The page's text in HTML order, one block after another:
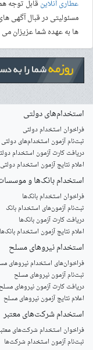
عطاری آنلاینقابل توجه
مسئولیتی در قبال آگهی
ها به عهده شما عزیزان می
استخدام‌های دولتی
فراخوان استخدام دولتی
ثبت‌نام آزمون‌ استخدام‌های دولتی
دریافت کارت آزمون استخدام
اعلام نتایج آزمون استخدام دولتی
استخدام‌ بانک‌ها و
فراخوان استخدام بانک‌ها
‌ثبت‌نام آزمون‌های استخدام بانک
دریافت کارت آزمون بانک‌ها
اعلام نتایج آزمون استخدام بانک‌ها
استخدام‌ نیروهای مسلح
‌فراخوان‌های استخدام‌ نیروهای
ثبت‌نام آزمون نیروهای مسلح
دریافت کارت آزمون نیروهای مسلح
اعلام نتایج آزمون نیروهای مسلح
استخدام‌ شرکت‌های معتبر
فراخوان استخدام شرکت‌های
ثبت‌نام آزمون استخدام شرکت‌ها